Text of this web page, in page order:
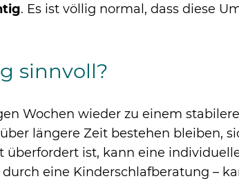
. Es ist völlig normal, dass diese
sinnvoll?
Wochen wieder zu einem
längere Zeit bestehen bleiben,
überfordert ist, kann eine
eine Kinderschlafberatung –